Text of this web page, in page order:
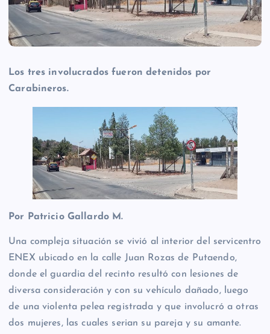
Los tres involucrados fueron detenidos por
Carabineros.
Por Patricio Gallardo M.
Una compleja situación se vivió al interior del servicentro
ENEX ubicado en la calle Juan Rozas de Putaendo,
donde el guardia del recinto resultó con lesiones de
diversa consideración y con su vehículo dañado, luego
de una violenta pelea registrada y que involucró a otras
dos mujeres, las cuales serian su pareja y su amante.